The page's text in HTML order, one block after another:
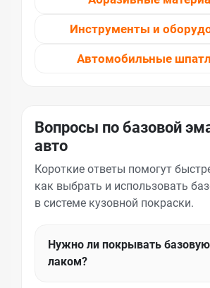
Инструменты и
Автомобильные
Вопросы по базовой
авто
Короткие ответы помогут
как выбрать и использовать
в системе кузовной покраски.
Нужно ли покрывать
лаком?